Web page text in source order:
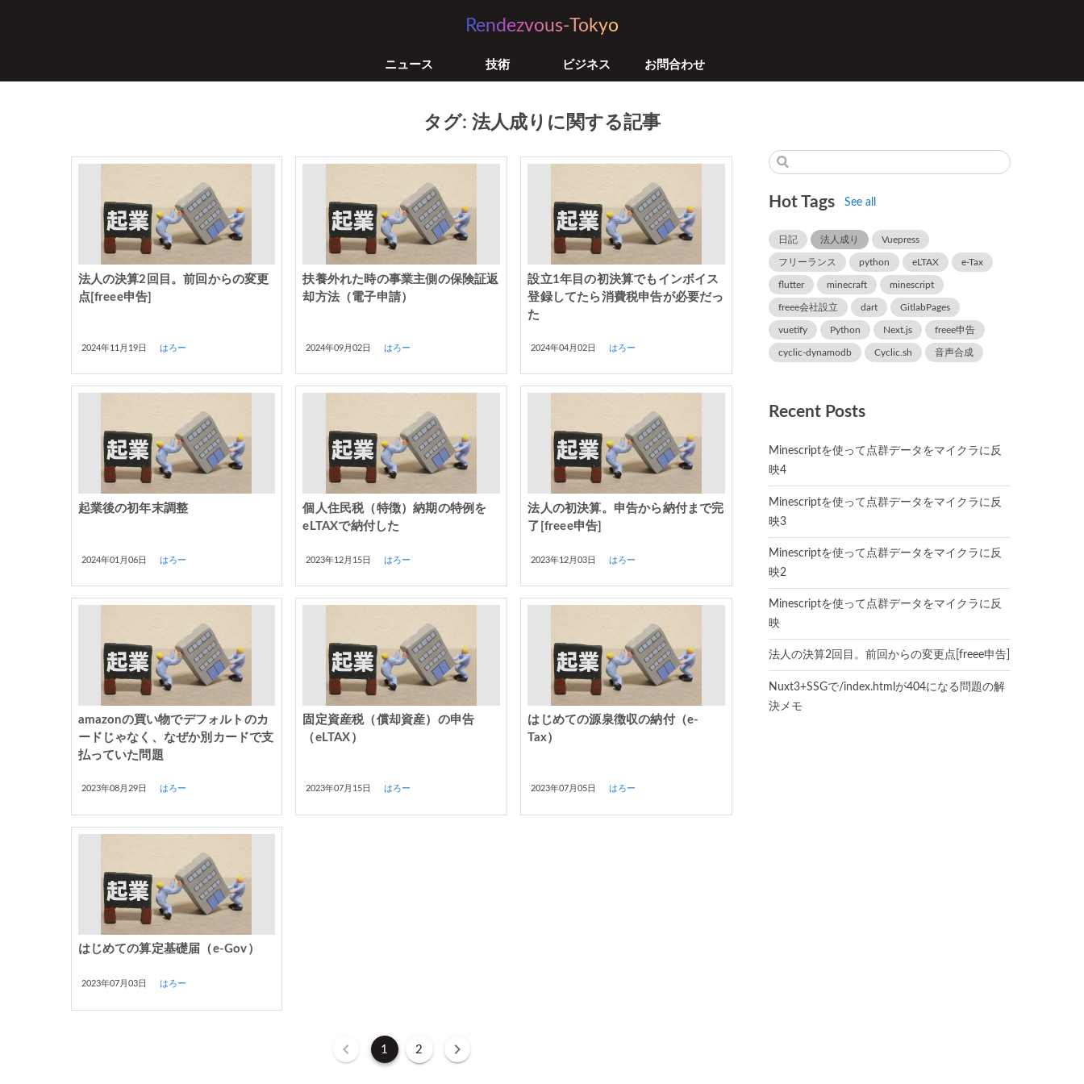
Rendezvous-Tokyo
ニュース 技術 ビジネス お問合わせ
タグ: 法人成りに関する記事
法人の決算2回目。前回からの変更
点[freee申告]
2024年11月19日 はろー
扶養外れた時の事業主側の保険証返
却方法（電子申請）
2024年09月02日 はろー
設立1年目の初決算でもインボイス
登録してたら消費税申告が必要だっ
た
2024年04月02日 はろー
起業後の初年末調整
2024年01月06日 はろー
個人住民税（特徴）納期の特例を
eLTAXで納付した
2023年12月15日 はろー
法人の初決算。申告から納付まで完
了[freee申告]
2023年12月03日 はろー
amazonの買い物でデフォルトのカ
ードじゃなく、なぜか別カードで支
払っていた問題
2023年08月29日 はろー
固定資産税（償却資産）の申告
（eLTAX）
2023年07月15日 はろー
はじめての源泉徴収の納付（e-
Tax）
2023年07月05日 はろー
はじめての算定基礎届（e-Gov）
2023年07月03日 はろー
1 2
Hot Tags See all
日記 法人成り Vuepress
フリーランス python eLTAX e-Tax
flutter minecraft minescript
freee会社設立 dart GitlabPages
vuetify Python Next.js freee申告
cyclic-dynamodb Cyclic.sh 音声合成
Recent Posts
Minescriptを使って点群データをマイクラに反
映4
Minescriptを使って点群データをマイクラに反
映3
Minescriptを使って点群データをマイクラに反
映2
Minescriptを使って点群データをマイクラに反
映
法人の決算2回目。前回からの変更点[freee申告]
Nuxt3+SSGで/index.htmlが404になる問題の解
決メモ